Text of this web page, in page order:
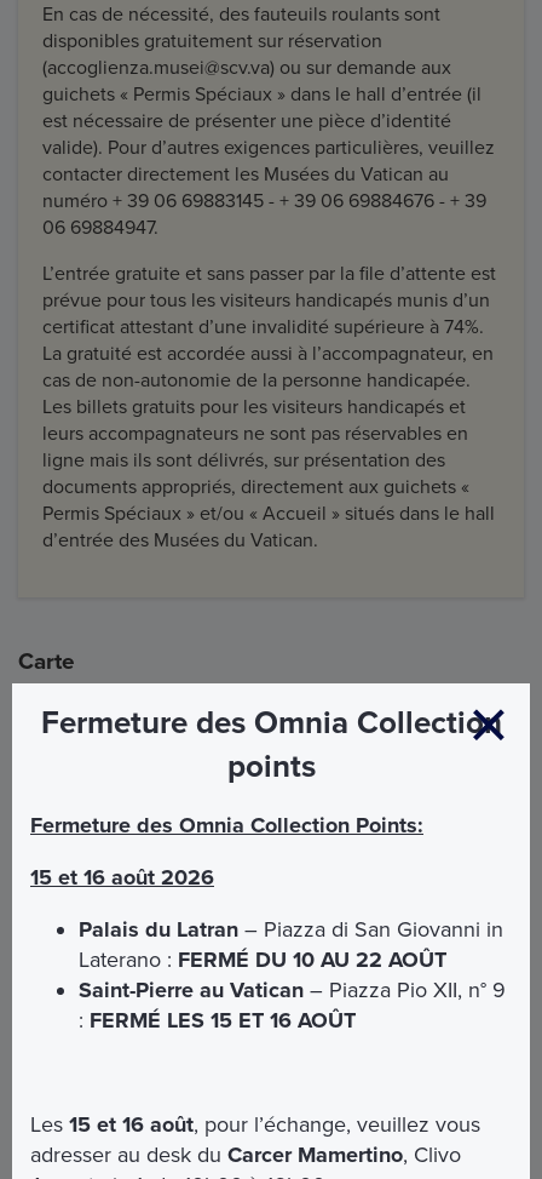
En cas de nécessité, des fauteuils roulants sont
disponibles gratuitement sur réservation
(accoglienza.musei@scv.va) ou sur demande aux
guichets « Permis Spéciaux » dans le hall d’entrée (il
est nécessaire de présenter une pièce d’identité
valide). Pour d’autres exigences particulières, veuillez
contacter directement les Musées du Vatican au
numéro + 39 06 69883145 - + 39 06 69884676 - + 39
06 69884947.
L’entrée gratuite et sans passer par la file d’attente est
prévue pour tous les visiteurs handicapés munis d’un
certificat attestant d’une invalidité supérieure à 74%.
La gratuité est accordée aussi à l’accompagnateur, en
cas de non-autonomie de la personne handicapée.
Les billets gratuits pour les visiteurs handicapés et
leurs accompagnateurs ne sont pas réservables en
ligne mais ils sont délivrés, sur présentation des
documents appropriés, directement aux guichets «
Permis Spéciaux » et/ou « Accueil » situés dans le hall
d’entrée des Musées du Vatican.
Carte
Fermeture des Omnia Collection
points
Fermeture des Omnia Collection Points:
15 et 16 août 2026
Palais du Latran – Piazza di San Giovanni in
Laterano : FERMÉ DU 10 AU 22 AOÛT
Saint-Pierre au Vatican – Piazza Pio XII, n° 9
: FERMÉ LES 15 ET 16 AOÛT
Les15 et 16 août, pour l’échange, veuillez vous
adresser au desk duCarcer Mamertino, Clivo